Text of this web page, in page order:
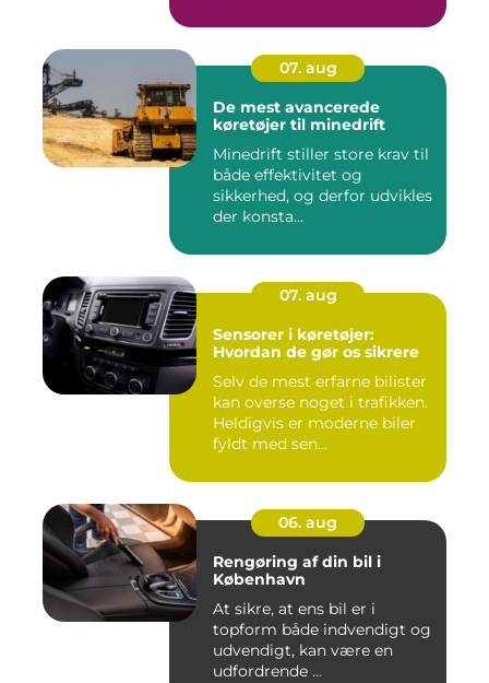
07. aug
De mest avancerede
køretøjer til minedrift
Minedrift stiller store krav til
både effektivitet og
sikkerhed, og derfor udvikles
der konsta...
07. aug
Sensorer i køretøjer:
Hvordan de gør os sikrere
Selv de mest erfarne bilister
kan overse noget i trafikken.
Heldigvis er moderne biler
fyldt med sen...
06. aug
Rengøring af din bil i
København
At sikre, at ens bil er i
topform både indvendigt og
udvendigt, kan være en
udfordrende ...